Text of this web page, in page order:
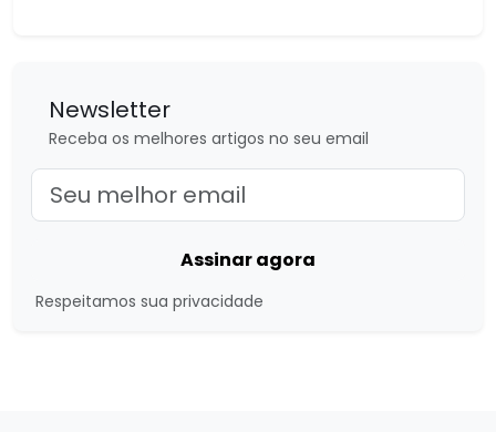
Newsletter
Receba os melhores artigos no seu email
Assinar agora
Respeitamos sua privacidade